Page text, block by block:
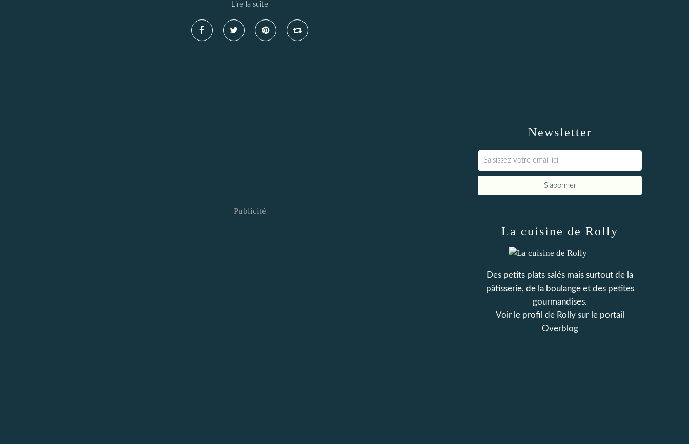
Lire la suite
Publicité
Newsletter
La cuisine de Rolly
Des petits plats salés mais surtout de la
pâtisserie, de la boulange et des petites
gourmandises.
Voir le profil de Rollysur le portail
Overblog